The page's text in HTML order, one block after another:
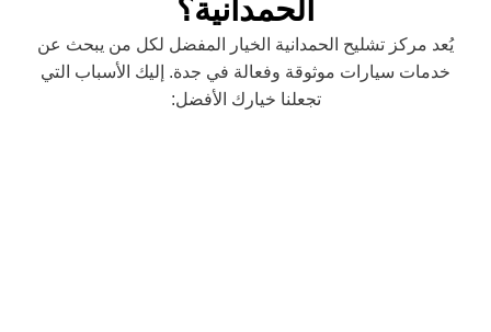
الحمدانية؟
يُعد مركز تشليح الحمدانية الخيار المفضل لكل من يبحث عن
خدمات سيارات موثوقة وفعالة في جدة. إليك الأسباب التي
تجعلنا خيارك الأفضل: